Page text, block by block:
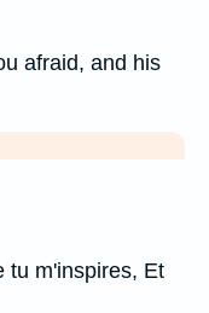
afraid, and his
tu m'inspires, Et